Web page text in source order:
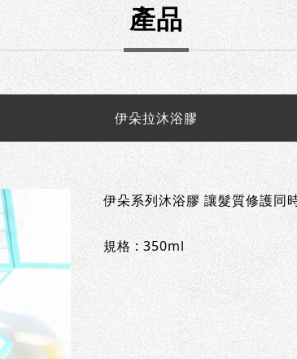
產品
伊朵拉沐浴膠
伊朵系列沐浴膠 讓髮質修護同
規格 : 350ml